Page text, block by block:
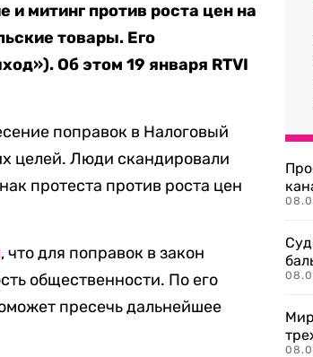
митинг против роста цен на
товары. Его
Об этом 19 января RTVI
поправок в Налоговый
целей. Люди скандировали
протеста против роста цен
, что для поправок в закон
общественности. По его
пресечь дальнейшее